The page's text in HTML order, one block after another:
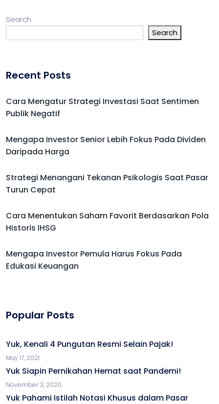
Search
Search
Recent Posts
Cara Mengatur Strategi Investasi Saat Sentimen
Publik Negatif
Mengapa Investor Senior Lebih Fokus Pada Dividen
Daripada Harga
Strategi Menangani Tekanan Psikologis Saat Pasar
Turun Cepat
Cara Menentukan Saham Favorit Berdasarkan Pola
Historis IHSG
Mengapa Investor Pemula Harus Fokus Pada
Edukasi Keuangan
Popular Posts
Yuk, Kenali 4 Pungutan Resmi Selain Pajak!
May 17, 2021
Yuk Siapin Pernikahan Hemat saat Pandemi!
November 3, 2020
Yuk Pahami Istilah Notasi Khusus dalam Pasar